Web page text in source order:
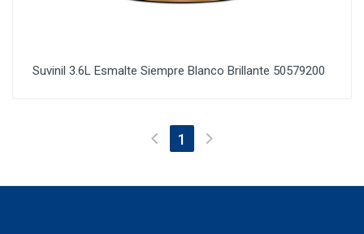
Suvinil 3.6L Esmalte Siempre Blanco Brillante 50579200
1 (current)